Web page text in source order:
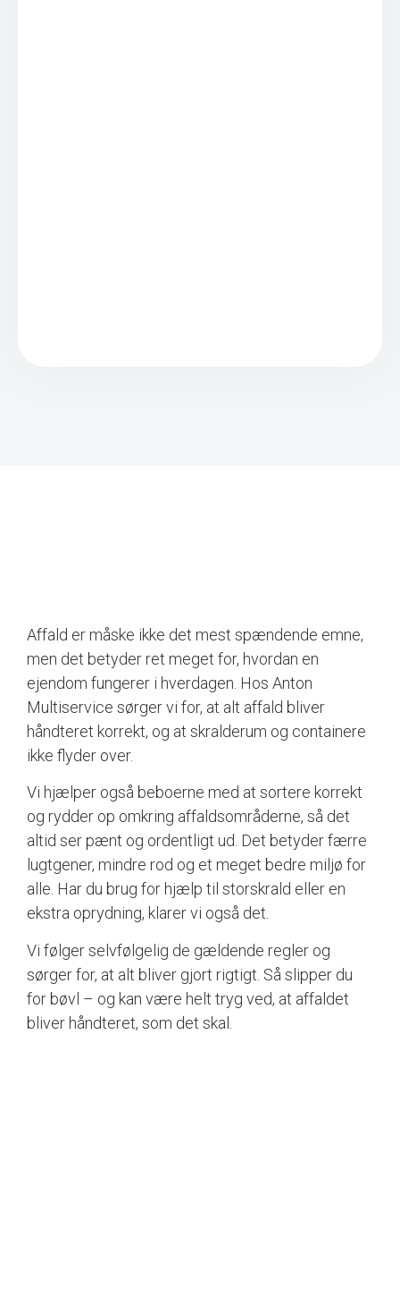
Affald er måske ikke det mest spændende emne,
men det betyder ret meget for, hvordan en
ejendom fungerer i hverdagen. Hos Anton
Multiservice sørger vi for, at alt affald bliver
håndteret korrekt, og at skralderum og containere
ikke flyder over.
Vi hjælper også beboerne med at sortere korrekt
og rydder op omkring affaldsområderne, så det
altid ser pænt og ordentligt ud. Det betyder færre
lugtgener, mindre rod og et meget bedre miljø for
alle. Har du brug for hjælp til storskrald eller en
ekstra oprydning, klarer vi også det.
Vi følger selvfølgelig de gældende regler og
sørger for, at alt bliver gjort rigtigt. Så slipper du
for bøvl – og kan være helt tryg ved, at affaldet
bliver håndteret, som det skal.